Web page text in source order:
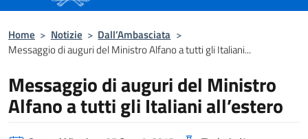
Home > Notizie > Dall’Ambasciata >
Messaggio di auguri del Ministro Alfano a tutti gli Italiani...
Messaggio di auguri del Ministro
Alfano a tutti gli Italiani all’estero